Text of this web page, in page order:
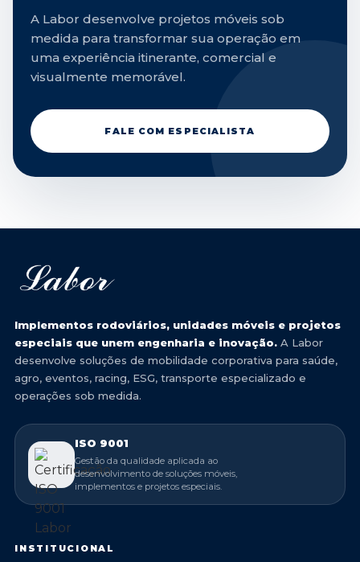
A Labor desenvolve projetos móveis sob
medida para transformar sua operação em
uma experiência itinerante, comercial e
visualmente memorável.
FALE COM ESPECIALISTA
Implementos rodoviários, unidades móveis e projetos
especiais que unem engenharia e inovação. A Labor
desenvolve soluções de mobilidade corporativa para saúde,
agro, eventos, racing, ESG, transporte especializado e
operações sob medida.
ISO 9001
Gestão da qualidade aplicada ao
desenvolvimento de soluções móveis,
implementos e projetos especiais.
INSTITUCIONAL